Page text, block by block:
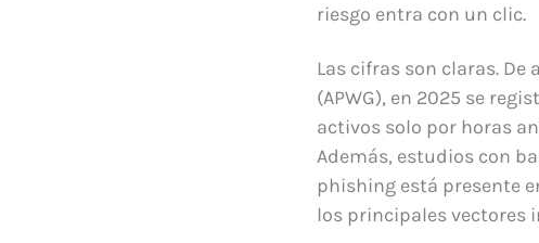
riesgo entra con un clic.
Las cifras son claras.
(APWG), en 2025 se
activos solo por horas
Además, estudios con
phishing está presente
los principales vectores